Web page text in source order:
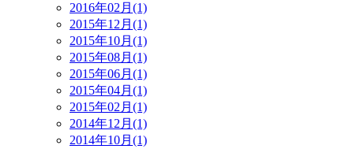
2016年02月(1)
2015年12月(1)
2015年10月(1)
2015年08月(1)
2015年06月(1)
2015年04月(1)
2015年02月(1)
2014年12月(1)
2014年10月(1)